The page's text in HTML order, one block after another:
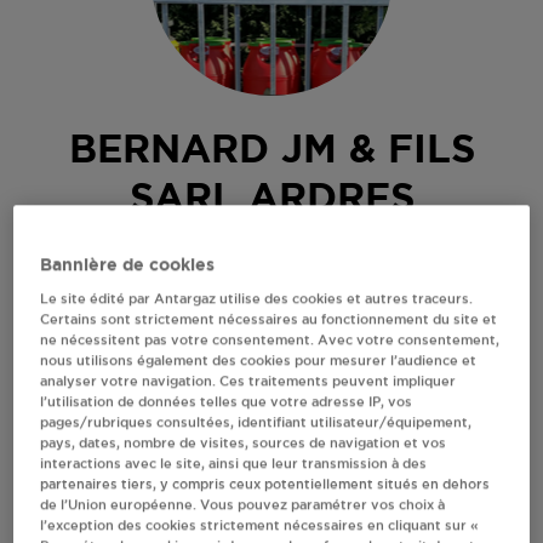
BERNARD JM & FILS
SARL ARDRES
62610 ARDRES
Revendeur de bouteilles de gaz
S'Y RENDRE
AFFICHER LE TÉLÉPHONE
RECEVOIR LES COORDONNÉES DU REVENDEUR
Bannière de cookies
Le site édité par Antargaz utilise des cookies et autres traceurs.
Certains sont strictement nécessaires au fonctionnement du site et
ne nécessitent pas votre consentement. Avec votre consentement,
nous utilisons également des cookies pour mesurer l’audience et
analyser votre navigation. Ces traitements peuvent impliquer
l’utilisation de données telles que votre adresse IP, vos
pages/rubriques consultées, identifiant utilisateur/équipement,
pays, dates, nombre de visites, sources de navigation et vos
interactions avec le site, ainsi que leur transmission à des
partenaires tiers, y compris ceux potentiellement situés en dehors
de l’Union européenne. Vous pouvez paramétrer vos choix à
l’exception des cookies strictement nécessaires en cliquant sur «